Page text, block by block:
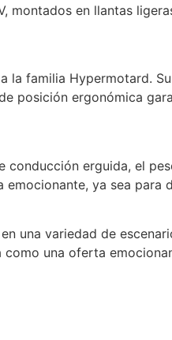
montados en llantas
la familia Hypermotard.
posición ergonómica
conducción erguida, el
ya sea para
una variedad de
una oferta